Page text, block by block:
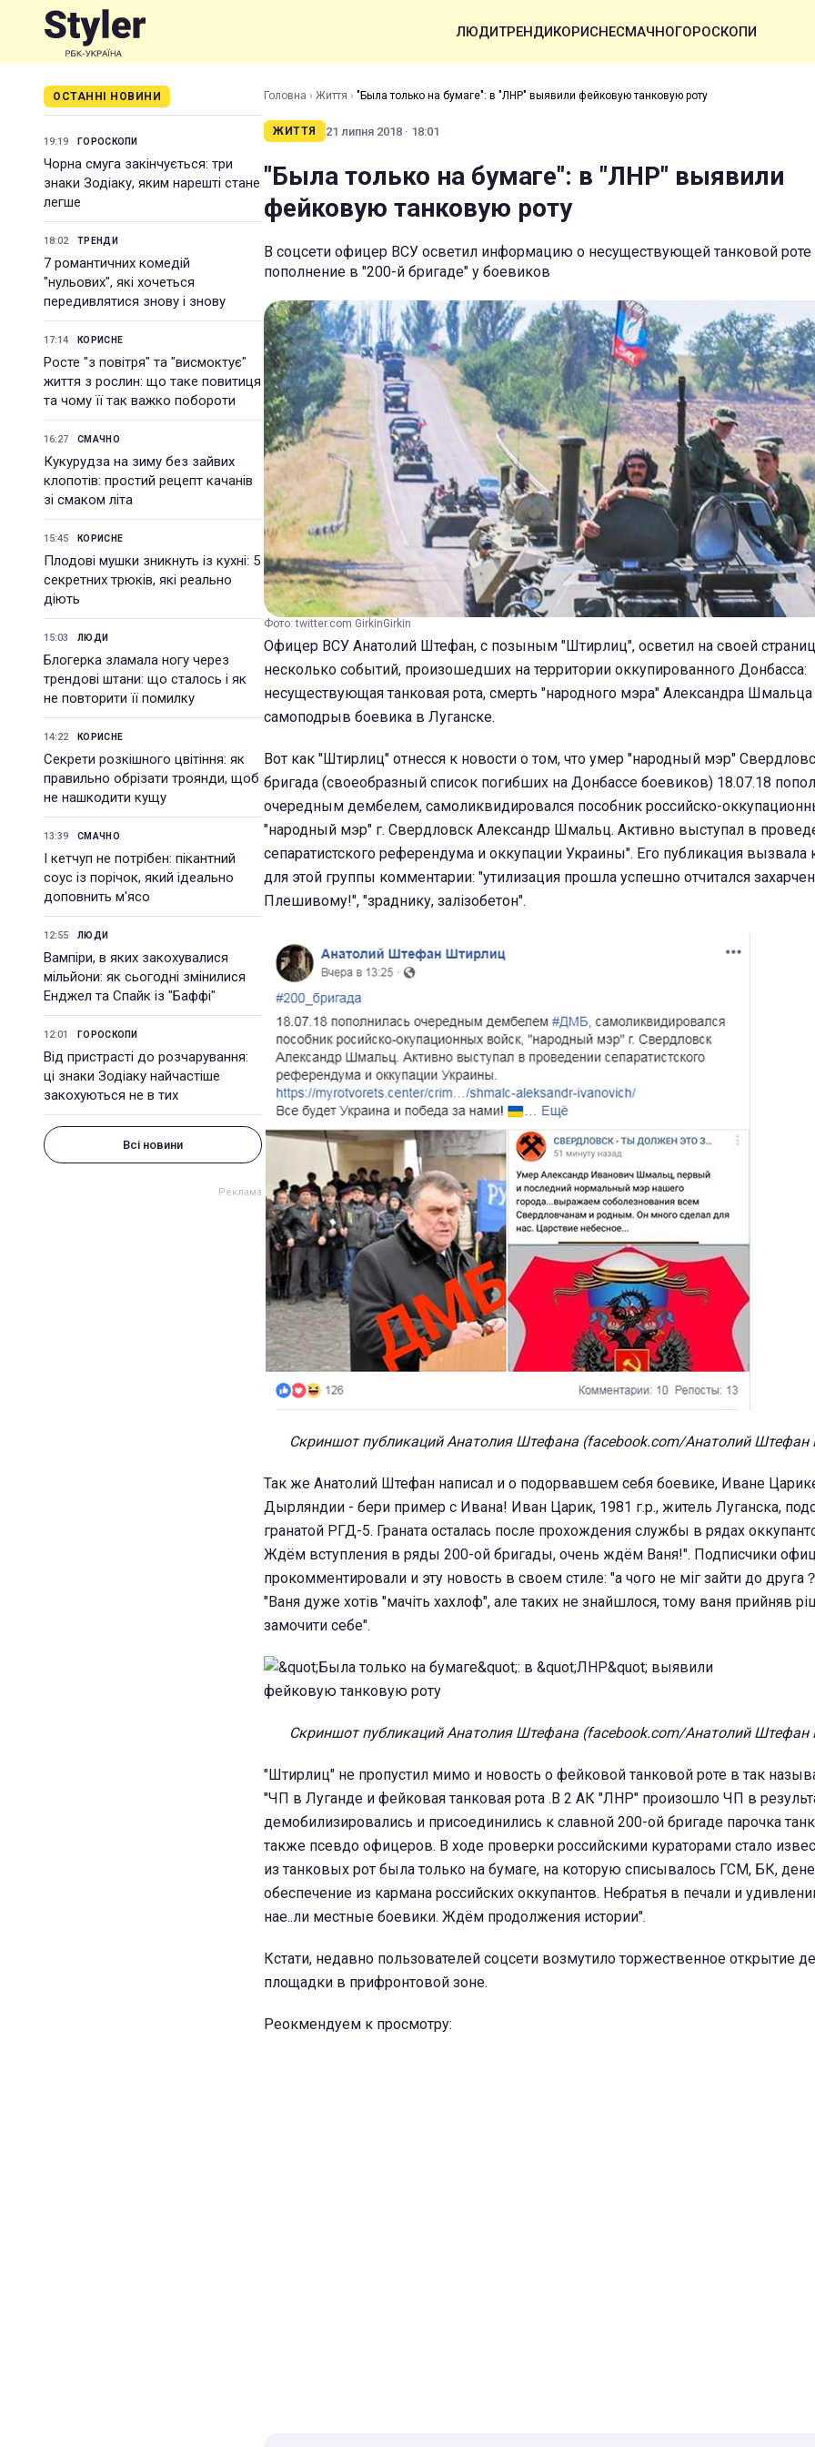
ЛЮДИТРЕНДИКОРИСНЕСМАЧНОГОРОСКОПИ
ОСТАННІ НОВИНИ
19:19 ГОРОСКОПИ
Чорна смуга закінчується: три
знаки Зодіаку, яким нарешті стане
легше
18:02 ТРЕНДИ
7 романтичних комедій
"нульових", які хочеться
передивлятися знову і знову
17:14 КОРИСНЕ
Росте "з повітря" та "висмоктує"
життя з рослин: що таке повитиця
та чому її так важко побороти
16:27 СМАЧНО
Кукурудза на зиму без зайвих
клопотів: простий рецепт качанів
зі смаком літа
15:45 КОРИСНЕ
Плодові мушки зникнуть із кухні: 5
секретних трюків, які реально
діють
15:03 ЛЮДИ
Блогерка зламала ногу через
трендові штани: що сталось і як
не повторити її помилку
14:22 КОРИСНЕ
Секрети розкішного цвітіння: як
правильно обрізати троянди, щоб
не нашкодити кущу
13:39 СМАЧНО
І кетчуп не потрібен: пікантний
соус із порічок, який ідеально
доповнить м'ясо
12:55 ЛЮДИ
Вампіри, в яких закохувалися
мільйони: як сьогодні змінилися
Енджел та Спайк із "Баффі"
12:01 ГОРОСКОПИ
Від пристрасті до розчарування:
ці знаки Зодіаку найчастіше
закохуються не в тих
Всі новини
Головна › Життя › "Была только на бумаге": в "ЛНР" выявили фейковую танковую роту
ЖИТТЯ 21 липня 2018 · 18:01
"Была только на бумаге": в "ЛНР" выявили
фейковую танковую роту
В соцсети офицер ВСУ осветил информацию о несуществующей танковой роте
пополнение в "200-й бригаде" у боевиков
Фото: twitter.com GirkinGirkin
Офицер ВСУ Анатолий Штефан, с позыным "Штирлиц", осветил на своей
несколько событий, произошедших на территории оккупированного Донбасса:
несуществующая танковая рота, смерть "народного мэра" Александра Шмальца
самоподрыв боевика в Луганске.
Вот как "Штирлиц" отнесся к новости о том, что умер "народный мэр"
бригада (своеобразный список погибших на Донбассе боевиков) 18.07.18
очередным дембелем, самоликвидировался пособник российско-
"народный мэр" г. Свердловск Александр Шмальц. Активно выступал в
сепаратистского референдума и оккупации Украины". Его публикация вызвала
для этой группы комментарии: "утилизация прошла успешно отчитался
Плешивому!", "зраднику, залізобетон".
Скриншот публикаций Анатолия Штефана (facebook.com/Анатолий
Так же Анатолий Штефан написал и о подорвавшем себя боевике, Иване
Дырляндии - бери пример с Ивана! Иван Царик, 1981 г.р., житель Луганска,
гранатой РГД-5. Граната осталась после прохождения службы в рядах
Ждём вступления в ряды 200-ой бригады, очень ждём Ваня!". Подписчики
прокомментировали и эту новость в своем стиле: "а чого не міг зайти до друга
"Ваня дуже хотів "мачіть хахлоф", але таких не знайшлося, тому ваня прийняв
замочити себе".
Скриншот публикаций Анатолия Штефана (facebook.com/Анатолий
"Штирлиц" не пропустил мимо и новость о фейковой танковой роте в так
"ЧП в Луганде и фейковая танковая рота .В 2 АК "ЛНР" произошло ЧП в
демобилизировались и присоединились к славной 200-ой бригаде парочка
также псевдо офицеров. В ходе проверки российскими кураторами стало
из танковых рот была только на бумаге, на которую списывалось ГСМ, БК,
обеспечение из кармана российских оккупантов. Небратья в печали и
нае..ли местные боевики. Ждём продолжения истории".
Кстати, недавно пользователей соцсети возмутило торжественное открытие
площадки в прифронтовой зоне.
Реокмендуем к просмотру: